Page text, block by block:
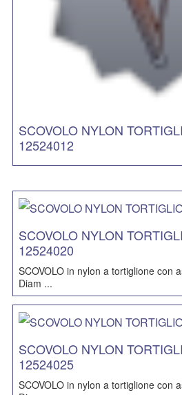
SCOVOLO NYLON
12524012
SCOVOLO NYLON
12524020
SCOVOLO in nylon a tortiglione con
Diam ...
SCOVOLO NYLON
12524025
SCOVOLO in nylon a tortiglione con